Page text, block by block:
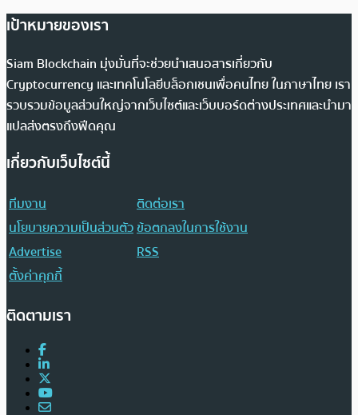
เป้าหมายของเรา
Siam Blockchain มุ่งมั่นที่จะช่วยนำเสนอสารเกี่ยวกับ
Cryptocurrency และเทคโนโลยีบล็อกเชนเพื่อคนไทย ในภาษาไทย เรา
รวบรวมข้อมูลส่วนใหญ่จากเว็บไซต์และเว็บบอร์ดต่างประเทศและนำมา
แปลส่งตรงถึงฟีดคุณ
เกี่ยวกับเว็บไซต์นี้
ทีมงาน
ติดต่อเรา
นโยบายความเป็นส่วนตัวข้อตกลงในการใช้งาน
Advertise
RSS
ตั้งค่าคุกกี้
ติดตามเรา